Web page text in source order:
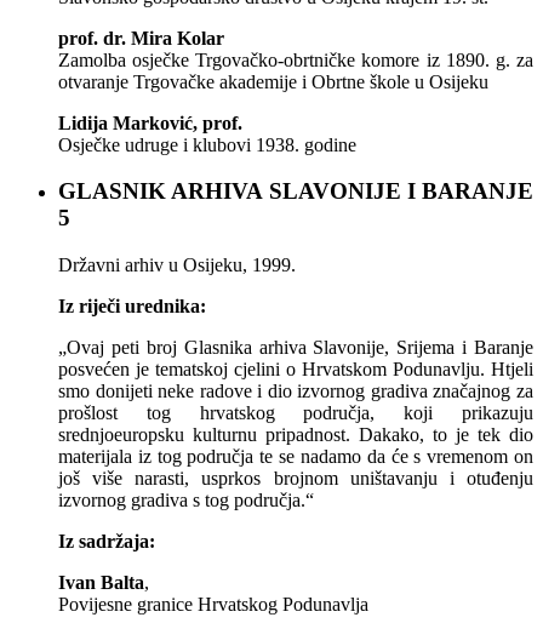
prof. dr. Mira Kolar
Zamolba osječke Trgovačko-obrtničke komore iz 1890. g. za
otvaranje Trgovačke akademije i Obrtne škole u Osijeku
Lidija Marković, prof.
Osječke udruge i klubovi 1938. godine
GLASNIK ARHIVA SLAVONIJE I BARANJE
5
Državni arhiv u Osijeku, 1999.
Iz riječi urednika:
„Ovaj peti broj Glasnika arhiva Slavonije, Srijema i Baranje
posvećen je tematskoj cjelini o Hrvatskom Podunavlju. Htjeli
smo donijeti neke radove i dio izvornog gradiva značajnog za
prošlost tog hrvatskog područja, koji prikazuju
srednjoeuropsku kulturnu pripadnost. Dakako, to je tek dio
materijala iz tog područja te se nadamo da će s vremenom on
još više narasti, usprkos brojnom uništavanju i otuđenju
izvornog gradiva s tog područja.“
Iz sadržaja:
Ivan Balta,
Povijesne granice Hrvatskog Podunavlja